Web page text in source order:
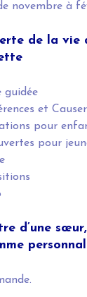
novembre à
de la vie
guidée
et
pour
pour
d’une